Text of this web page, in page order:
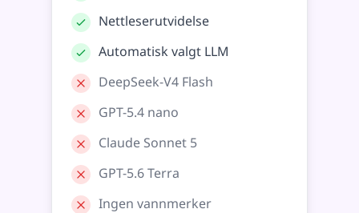
Nettleserutvidelse
Automatisk valgt LLM
DeepSeek-V4 Flash
GPT-5.4 nano
Claude Sonnet 5
GPT-5.6 Terra
Ingen vannmerker